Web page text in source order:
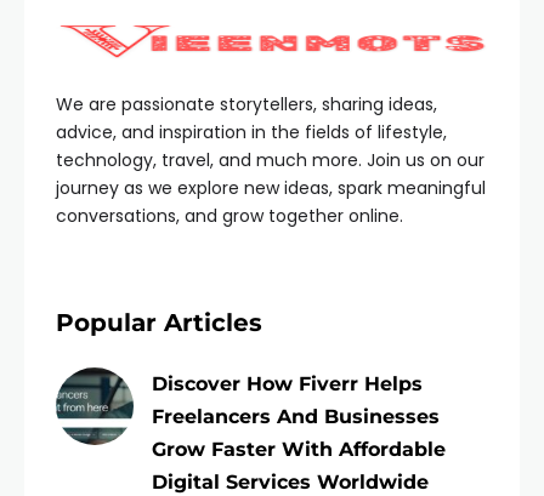
We are passionate storytellers, sharing ideas,
advice, and inspiration in the fields of lifestyle,
technology, travel, and much more. Join us on our
journey as we explore new ideas, spark meaningful
conversations, and grow together online.
Popular Articles
Discover How Fiverr Helps
Freelancers And Businesses
Grow Faster With Affordable
Digital Services Worldwide